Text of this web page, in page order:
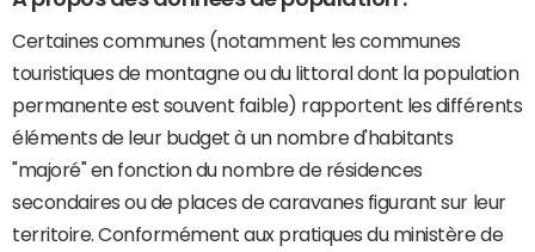
Certaines communes (notamment les communes
touristiques de montagne ou du littoral dont la population
permanente est souvent faible) rapportent les différents
éléments de leur budget à un nombre d'habitants
"majoré" en fonction du nombre de résidences
secondaires ou de places de caravanes figurant sur leur
territoire. Conformément aux pratiques du ministère de